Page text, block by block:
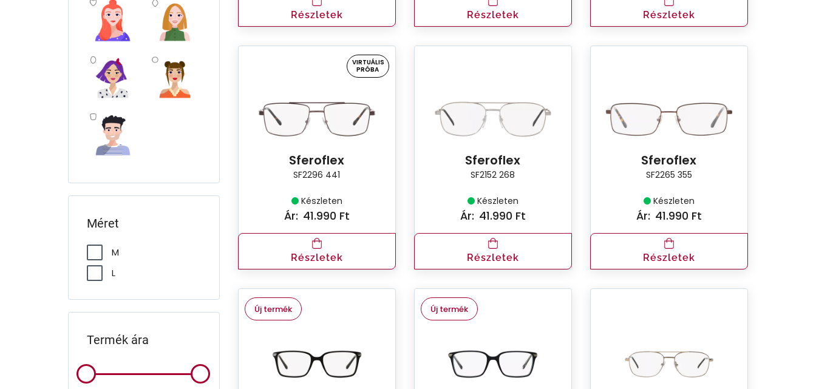
Méret
M
L
Termék ára
Részletek Részletek Részletek
VIRTUÁLIS
PRÓBA
Sferoflex
SF2296 441
Készleten
Ár: 41.990 Ft
Részletek
Sferoflex
SF2152 268
Készleten
Ár: 41.990 Ft
Részletek
Sferoflex
SF2265 355
Készleten
Ár: 41.990 Ft
Részletek
Új termék Új termék